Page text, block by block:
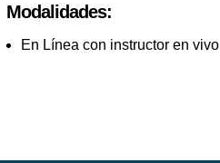
Modalidades:
En Línea con instructor en vivo